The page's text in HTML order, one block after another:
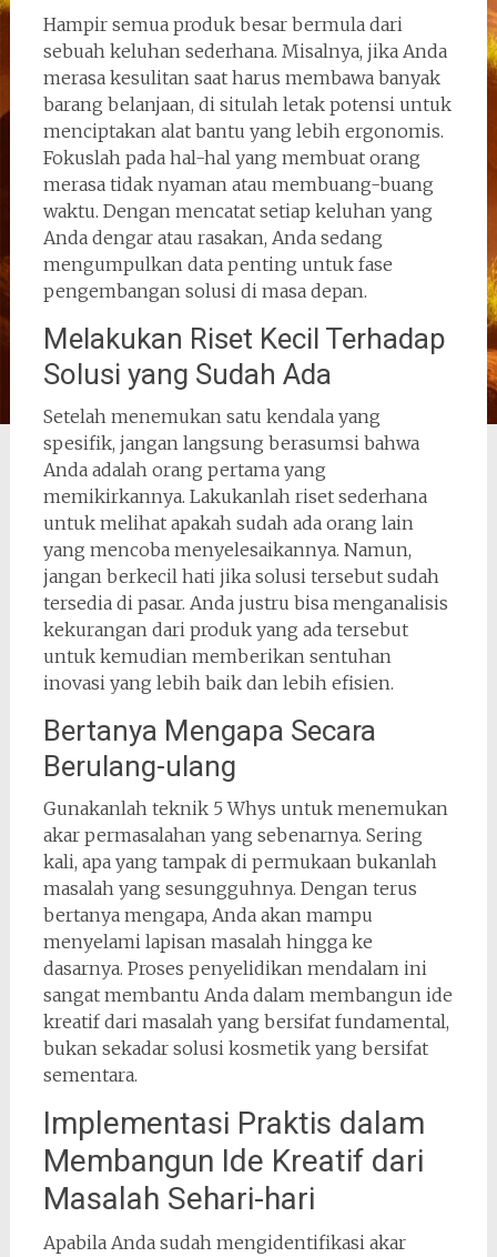
Hampir semua produk besar bermula dari
sebuah keluhan sederhana. Misalnya, jika Anda
merasa kesulitan saat harus membawa banyak
barang belanjaan, di situlah letak potensi untuk
menciptakan alat bantu yang lebih ergonomis.
Fokuslah pada hal-hal yang membuat orang
merasa tidak nyaman atau membuang-buang
waktu. Dengan mencatat setiap keluhan yang
Anda dengar atau rasakan, Anda sedang
mengumpulkan data penting untuk fase
pengembangan solusi di masa depan.
Melakukan Riset Kecil Terhadap
Solusi yang Sudah Ada
Setelah menemukan satu kendala yang
spesifik, jangan langsung berasumsi bahwa
Anda adalah orang pertama yang
memikirkannya. Lakukanlah riset sederhana
untuk melihat apakah sudah ada orang lain
yang mencoba menyelesaikannya. Namun,
jangan berkecil hati jika solusi tersebut sudah
tersedia di pasar. Anda justru bisa menganalisis
kekurangan dari produk yang ada tersebut
untuk kemudian memberikan sentuhan
inovasi yang lebih baik dan lebih efisien.
Bertanya Mengapa Secara
Berulang-ulang
Gunakanlah teknik 5 Whys untuk menemukan
akar permasalahan yang sebenarnya. Sering
kali, apa yang tampak di permukaan bukanlah
masalah yang sesungguhnya. Dengan terus
bertanya mengapa, Anda akan mampu
menyelami lapisan masalah hingga ke
dasarnya. Proses penyelidikan mendalam ini
sangat membantu Anda dalam membangun ide
kreatif dari masalah yang bersifat fundamental,
bukan sekadar solusi kosmetik yang bersifat
sementara.
Implementasi Praktis dalam
Membangun Ide Kreatif dari
Masalah Sehari-hari
Apabila Anda sudah mengidentifikasi akar